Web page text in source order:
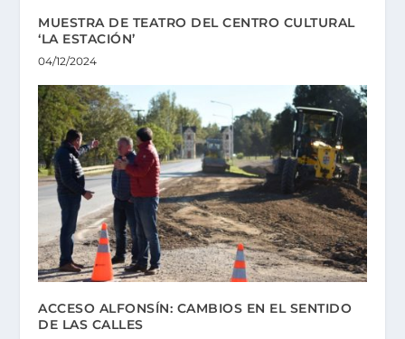
MUESTRA DE TEATRO DEL CENTRO CULTURAL
‘LA ESTACIÓN’
04/12/2024
ACCESO ALFONSÍN: CAMBIOS EN EL SENTIDO
DE LAS CALLES